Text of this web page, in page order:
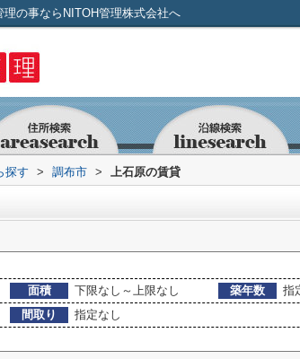
の事ならNITOH管理株式会社へ
探す > 調布市 > 上石原の賃貸
面積 下限なし～上限なし 築年数
指
間取り
指定なし